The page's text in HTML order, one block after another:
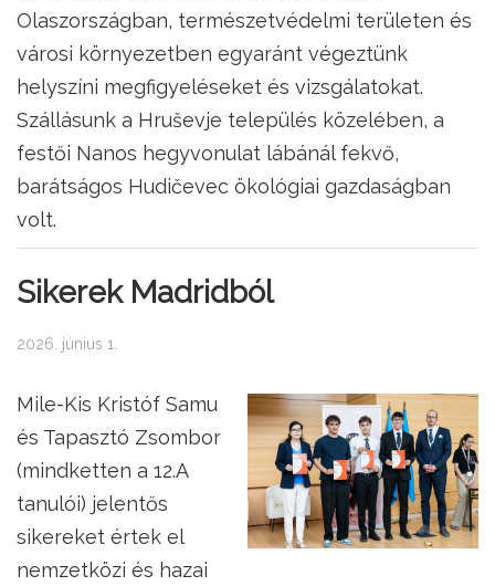
Olaszországban, természetvédelmi területen és
városi környezetben egyaránt végeztünk
helyszíni megfigyeléseket és vizsgálatokat.
Szállásunk a Hruševje település közelében, a
festői Nanos hegyvonulat lábánál fekvő,
barátságos Hudičevec ökológiai gazdaságban
volt.
Sikerek Madridból
2026. június 1.
Mile-Kis Kristóf Samu
és Tapasztó Zsombor
(mindketten a 12.A
tanulói) jelentős
sikereket értek el
nemzetközi és hazai